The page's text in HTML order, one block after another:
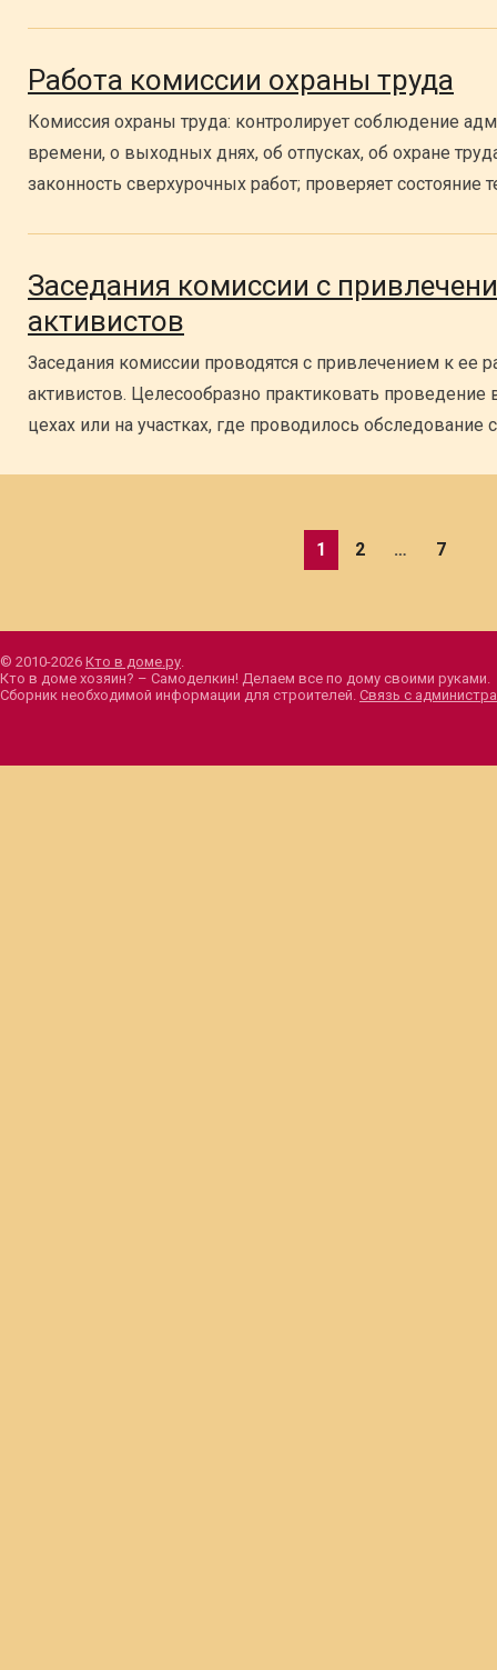
Работа комиссии охраны труда
Комиссия охраны труда: контролирует соблюдение
времени, о выходных днях, об отпусках, об охране
законность сверхурочных работ; проверяет состояние
Заседания комиссии с
активистов
Заседания комиссии проводятся с привлечением к ее
активистов. Целесообразно практиковать
цехах или на участках, где проводилось обследование
1 2 … 7
© 2010-2026 Кто в доме.ру.
Кто в доме хозяин? – Самоделкин! Делаем все по дому своими руками.
Сборник необходимой информации для строителей. Связь с